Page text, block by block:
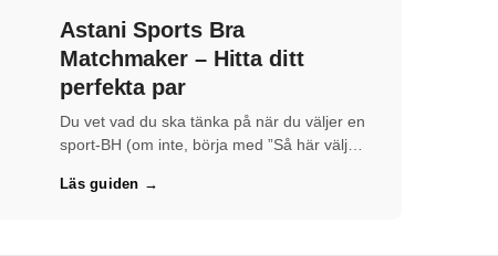
Astani Sports Bra
Matchmaker – Hitta ditt
perfekta par
Du vet vad du ska tänka på när du väljer en
sport-BH (om inte, börja med ”Så här väljer
Läs guiden →